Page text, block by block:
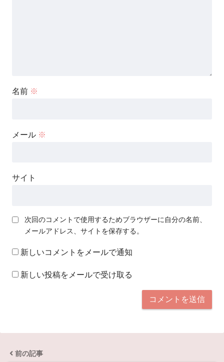
名前 ※
メール ※
サイト
次回のコメントで使用するためブラウザーに自分の名前、
メールアドレス、サイトを保存する。
新しいコメントをメールで通知
新しい投稿をメールで受け取る
前の記事